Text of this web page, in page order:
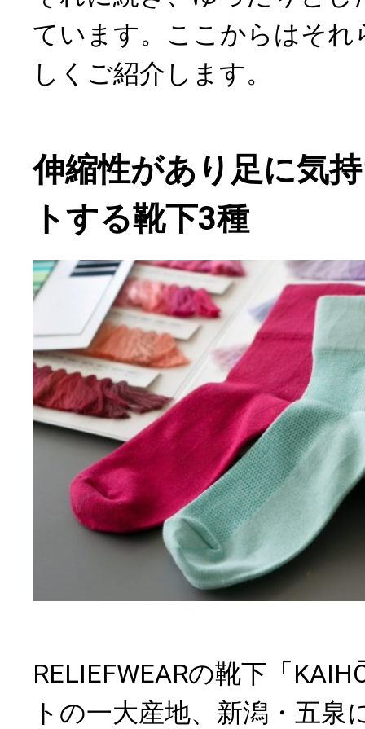
ています。ここからはそ
しくご紹介します。
伸縮性があり足に気
トする靴下3種
RELIEFWEARの靴下「
トの一大産地、新潟・五泉